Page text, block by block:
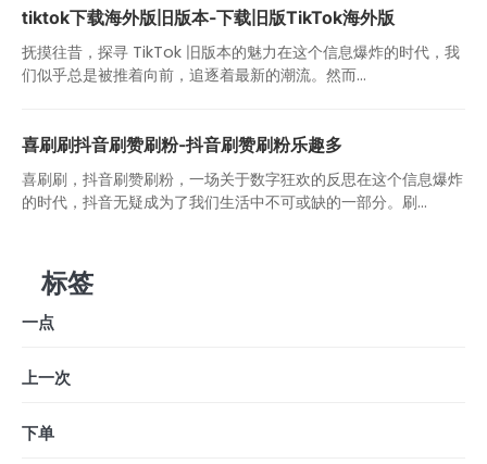
tiktok下载海外版旧版本-下载旧版TikTok海外版
抚摸往昔，探寻 TikTok 旧版本的魅力在这个信息爆炸的时代，我
们似乎总是被推着向前，追逐着最新的潮流。然而...
喜刷刷抖音刷赞刷粉-抖音刷赞刷粉乐趣多
喜刷刷，抖音刷赞刷粉，一场关于数字狂欢的反思在这个信息爆炸
的时代，抖音无疑成为了我们生活中不可或缺的一部分。刷...
标签
一点
上一次
下单